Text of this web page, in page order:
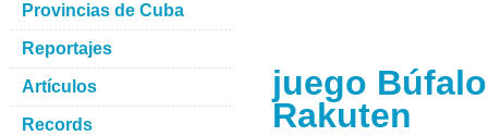
juego
Rakuten
Provincias de Cuba
Reportajes
Artículos
Records